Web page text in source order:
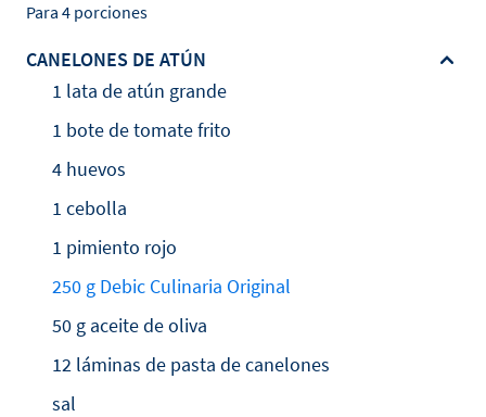
Para 4 porciones
CANELONES DE ATÚN
1 lata de atún grande
1 bote de tomate frito
4 huevos
1 cebolla
1 pimiento rojo
250 g Debic Culinaria Original
50 g aceite de oliva
12 láminas de pasta de canelones
sal